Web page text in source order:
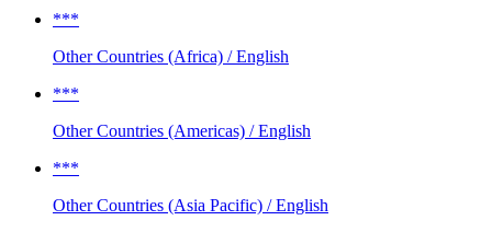
***
Other Countries (Africa) / English
***
Other Countries (Americas) / English
***
Other Countries (Asia Pacific) / English